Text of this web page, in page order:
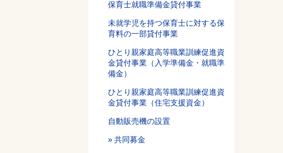
保育士就職準備金貸付事業
未就学児を持つ保育士に対する保
育料の一部貸付事業
ひとり親家庭高等職業訓練促進資
金貸付事業（入学準備金・就職準
備金）
ひとり親家庭高等職業訓練促進資
金貸付事業（住宅支援資金）
自動販売機の設置
共同募金